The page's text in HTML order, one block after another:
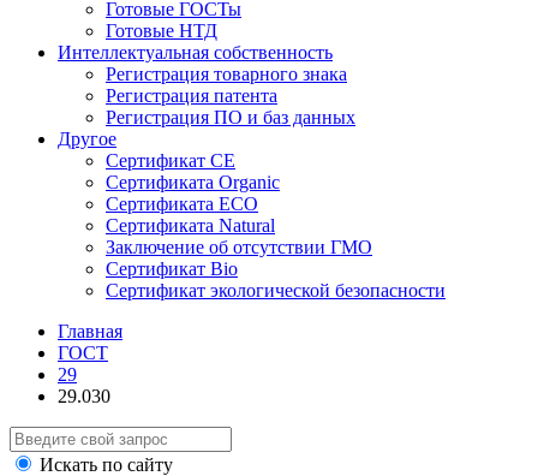
Готовые ГОСТы
Готовые НТД
Интеллектуальная собственность
Регистрация товарного знака
Регистрация патента
Регистрация ПО и баз данных
Другое
Сертификат СЕ
Сертификата Organic
Сертификата ECO
Сертификата Natural
Заключение об отсутствии ГМО
Сертификат Bio
Сертификат экологической безопасности
Главная
ГОСТ
29
29.030
Искать по сайту